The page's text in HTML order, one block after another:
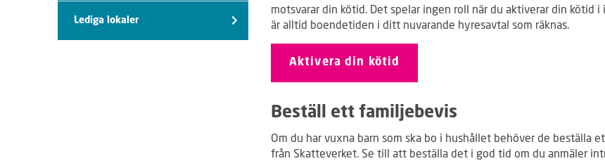
Lediga lokaler
motsvarar din kötid. Det spelar ingen roll när du aktiverar din kötid i
är alltid boendetiden i ditt nuvarande hyresavtal som räknas.
Aktivera din kötid
Beställ ett familjebevis
Om du har vuxna barn som ska bo i hushållet behöver de beställa
från Skatteverket. Se till att beställa det i god tid om du anmäler